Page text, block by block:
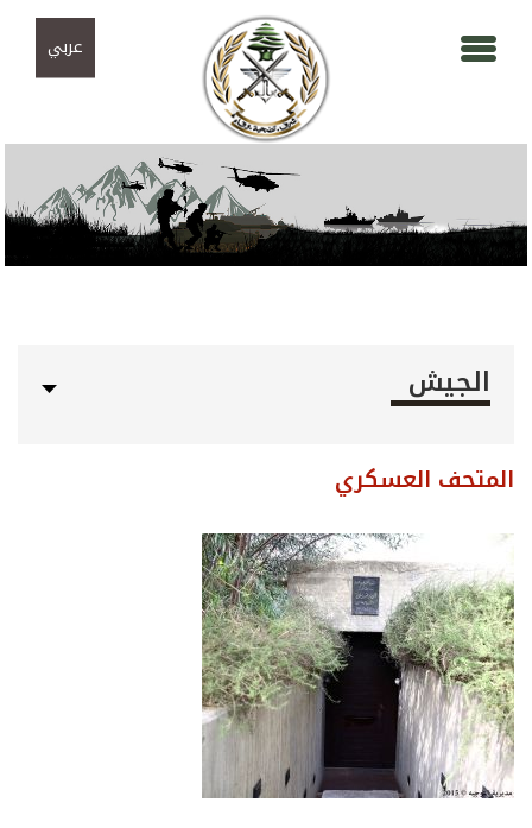
عربي
الجيش
المتحف العسكري